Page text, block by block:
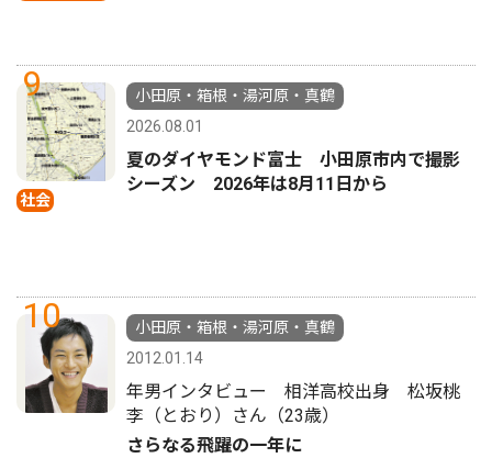
9
社会
小田原・箱根・湯河原・真鶴
2026.08.01
夏のダイヤモンド富士 小田原市内で撮影
シーズン 2026年は8月11日から
10
小田原・箱根・湯河原・真鶴
2012.01.14
年男インタビュー 相洋高校出身 松坂桃
李（とおり）さん（23歳）
さらなる飛躍の一年に